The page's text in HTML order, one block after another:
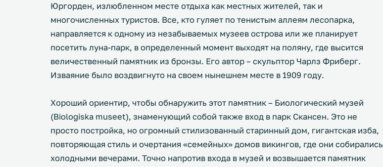
Юргорден, излюбленном месте отдыха как местных жителей, так и
многочисленных туристов. Все, кто гуляет по тенистым аллеям лесопарка,
направляется к одному из незабываемых музеев острова или же планирует
посетить луна-парк, в определенный момент выходят на поляну, где высится
величественный памятник из бронзы. Его автор – скульптор Чарлз Фриберг.
Изваяние было воздвигнуто на своем нынешнем месте в 1909 году.
Хороший ориентир, чтобы обнаружить этот памятник – Биологический музей
(Biologiska museet), знаменующий собой также вход в парк Скансен. Это не
просто постройка, но огромный стилизованный старинный дом, гигантская изба,
повторяющая стиль и очертания «семейных» домов викингов, где они собирались
холодными вечерами. Точно напротив входа в музей и возвышается памятник